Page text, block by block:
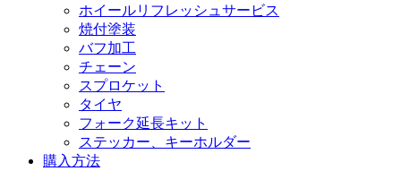
ホイールリフレッシュサービス
焼付塗装
バフ加工
チェーン
スプロケット
タイヤ
フォーク延長キット
ステッカー、キーホルダー
購入方法